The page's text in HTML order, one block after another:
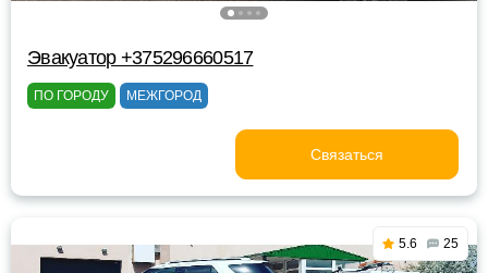
Эвакуатор +375296660517
ПО ГОРОДУ МЕЖГОРОД
Связаться
5.6 25